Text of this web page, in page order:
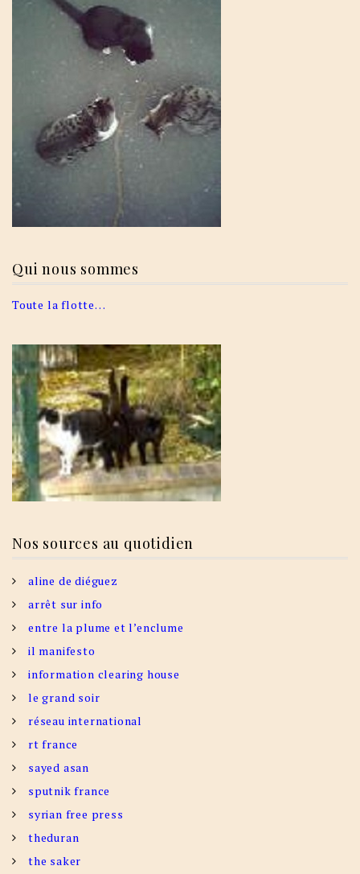
Qui nous sommes
Toute la flotte…
Nos sources au quotidien
aline de diéguez
arrêt sur info
entre la plume et l’enclume
il manifesto
information clearing house
le grand soir
réseau international
rt france
sayed asan
sputnik france
syrian free press
theduran
the saker